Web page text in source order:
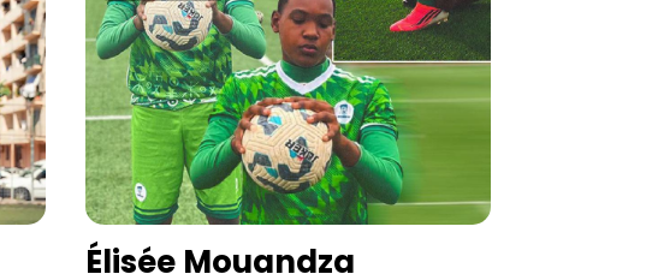
Élisée Mouandza